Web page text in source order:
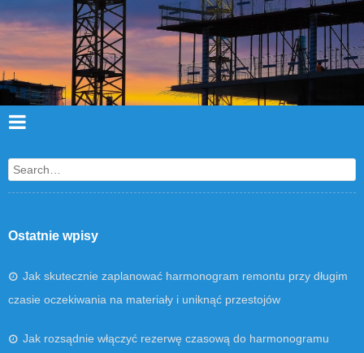
Search
Ostatnie wpisy
Jak skutecznie zaplanować harmonogram remontu przy długim
czasie oczekiwania na materiały i uniknąć przestojów
Jak rozsądnie włączyć rezerwę czasową do harmonogramu